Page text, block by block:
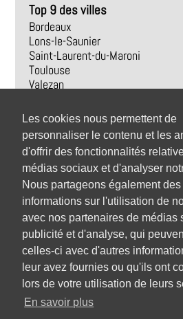
Les cookies nous permettent de
personnaliser le contenu et les
d'offrir des fonctionnalités
médias sociaux et d'analyser
Nous partageons également des
informations sur l'utilisation de
avec nos partenaires de médias
publicité et d'analyse, qui
celles-ci avec d'autres
leur avez fournies ou qu'ils ont
lors de votre utilisation de leurs
En savoir plus
Top 9 des villes
Bordeaux
Lons-le-Saunier
Saint-Laurent-du-Maroni
Toulouse
Valezan
Villette-de-Vienne
Emplois
Emplois par
Emplois par
Emplois par